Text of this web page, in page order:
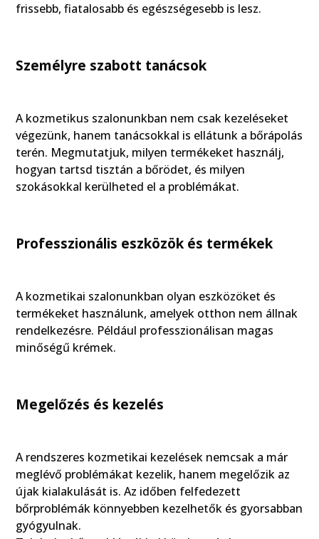
frissebb, fiatalosabb és egészségesebb is lesz.
Személyre szabott tanácsok
A kozmetikus szalonunkban nem csak kezeléseket
végezünk, hanem tanácsokkal is ellátunk a bőrápolás
terén. Megmutatjuk, milyen termékeket használj,
hogyan tartsd tisztán a bőrödet, és milyen
szokásokkal kerülheted el a problémákat.
Professzionális eszközök és termékek
A kozmetikai szalonunkban olyan eszközöket és
termékeket használunk, amelyek otthon nem állnak
rendelkezésre. Például professzionálisan magas
minőségű krémek.
Megelőzés és kezelés
A rendszeres kozmetikai kezelések nemcsak a már
meglévő problémákat kezelik, hanem megelőzik az
újak kialakulását is. Az időben felfedezett
bőrproblémák könnyebben kezelhetők és gyorsabban
gyógyulnak.